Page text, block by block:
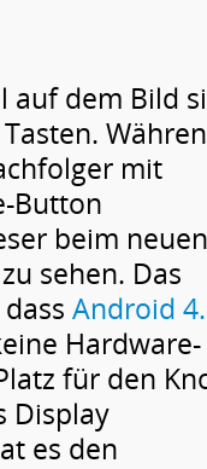
auf dem Bild
mit
Button
beim neuen
sehen. Das
Android
Hardware-
für den
Display
es den